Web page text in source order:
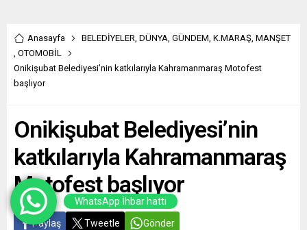
Anasayfa BELEDİYELER, DÜNYA, GÜNDEM, K.MARAŞ, MANŞET
, OTOMOBİL
Onikişubat Belediyesi’nin katkılarıyla Kahramanmaraş Motofest
başlıyor
Onikişubat Belediyesi’nin
katkılarıyla Kahramanmaraş
Motofest başlıyor
Paylaş Tweetle Gönder
WhatsApp İhbar hattı